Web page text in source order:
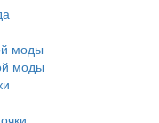
моды
моды